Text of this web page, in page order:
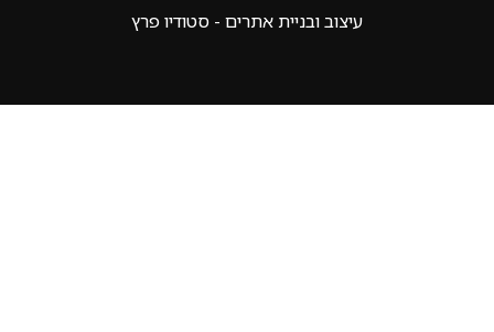
עיצוב ובניית אתרים - סטודיו פרץ